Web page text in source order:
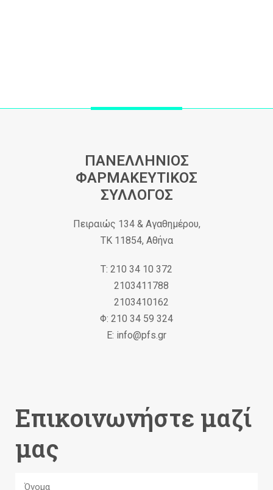
ΠΑΝΕΛΛΗΝΙΟΣ
ΦΑΡΜΑΚΕΥΤΙΚΟΣ
ΣΥΛΛΟΓΟΣ
Πειραιώς 134 & Αγαθημέρου,
ΤΚ 11854, Αθήνα
Τ: 210 34 10 372
2103411788
2103410162
Φ: 210 34 59 324
Ε: info@pfs.gr
Επικοινωνήστε μαζί
μας